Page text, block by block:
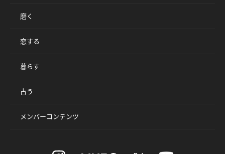
磨く
恋する
暮らす
占う
メンバーコンテンツ